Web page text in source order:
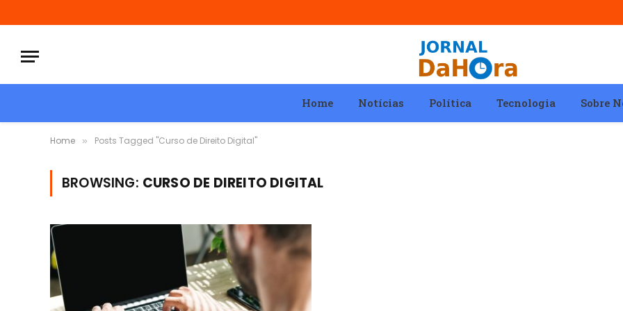
Home Notícias Política Tecnologia Sobre
Home » Posts Tagged "Curso de Direito Digital"
BROWSING: CURSO DE DIREITO DIGITAL